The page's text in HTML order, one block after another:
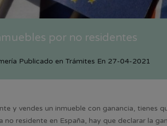
por no residentes
Publicado en Trámites En 27-04-2021
y vendes un inmueble con ganancia, tienes
no residente en España, hay que declarar la